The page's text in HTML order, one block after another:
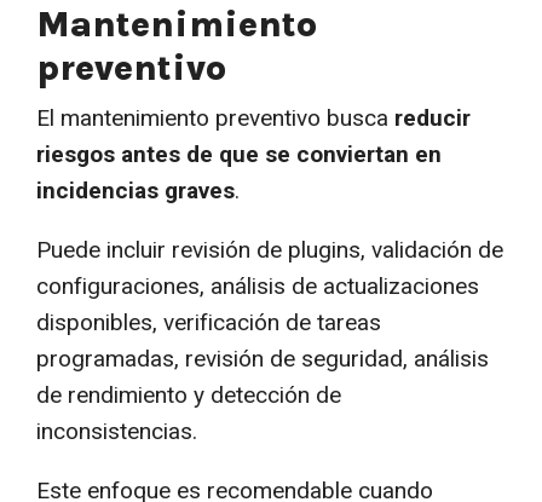
Mantenimiento
preventivo
El mantenimiento preventivo busca reducir
riesgos antes de que se conviertan en
incidencias graves.
Puede incluir revisión de plugins, validación de
configuraciones, análisis de actualizaciones
disponibles, verificación de tareas
programadas, revisión de seguridad, análisis
de rendimiento y detección de
inconsistencias.
Este enfoque es recomendable cuando